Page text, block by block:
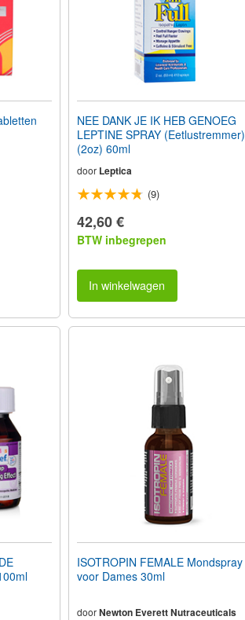
NEE DANK JE IK HEB GENOEG
LEPTINE SPRAY (Eetlustremmer)
(2oz) 60ml
door Leptica
(9)
42,60 €
BTW inbegrepen
In winkelwagen
ISOTROPIN FEMALE Mondspray
voor Dames 30ml
doorNewton Everett Nutraceuticals